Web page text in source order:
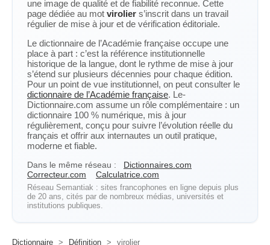
une image de qualité et de fiabilité reconnue. Cette
page dédiée au mot virolier s’inscrit dans un travail
régulier de mise à jour et de vérification éditoriale.
Le dictionnaire de l’Académie française occupe une
place à part : c’est la référence institutionnelle
historique de la langue, dont le rythme de mise à jour
s’étend sur plusieurs décennies pour chaque édition.
Pour un point de vue institutionnel, on peut consulter le
dictionnaire de l’Académie française. Le-
Dictionnaire.com assume un rôle complémentaire : un
dictionnaire 100 % numérique, mis à jour
régulièrement, conçu pour suivre l’évolution réelle du
français et offrir aux internautes un outil pratique,
moderne et fiable.
Dans le même réseau :
Dictionnaires.com
Correcteur.com
Calculatrice.com
Réseau Semantiak : sites francophones en ligne depuis plus
de 20 ans, cités par de nombreux médias, universités et
institutions publiques.
Dictionnaire > Définition > virolier